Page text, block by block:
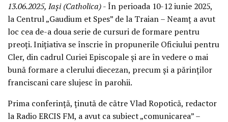
13.06.2025, Iași (Catholica)- În perioada 10-12 iunie 2025,
la Centrul „Gaudium et Spes” de la Traian – Neamț a avut
loc cea de-a doua serie de cursuri de formare pentru
preoți. Inițiativa se înscrie în propunerile Oficiului pentru
Cler, din cadrul Curiei Episcopale și are în vedere o mai
bună formare a clerului diecezan, precum și a părinților
franciscani care slujesc în parohii.
Prima conferință, ținută de către Vlad Ropotică, redactor
la Radio ERCIS FM, a avut ca subiect „comunicarea” –